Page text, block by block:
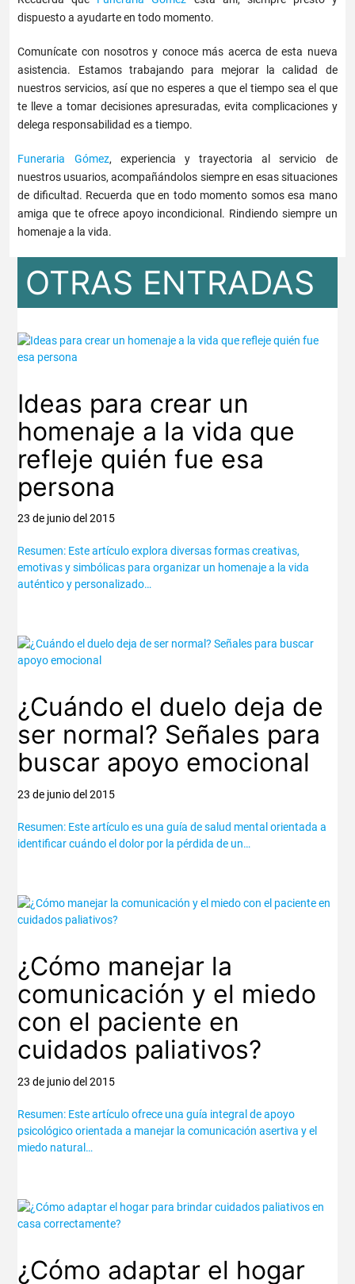
dispuesto a ayudarte en todo momento.
Comunícate con nosotros y conoce más acerca de esta nueva
asistencia. Estamos trabajando para mejorar la calidad de
nuestros servicios, así que no esperes a que el tiempo sea el que
te lleve a tomar decisiones apresuradas, evita complicaciones y
delega responsabilidad es a tiempo.
Funeraria Gómez, experiencia y trayectoria al servicio de
nuestros usuarios, acompañándolos siempre en esas situaciones
de dificultad. Recuerda que en todo momento somos esa mano
amiga que te ofrece apoyo incondicional. Rindiendo siempre un
homenaje a la vida.
OTRAS ENTRADAS
Ideas para crear un
homenaje a la vida que
refleje quién fue esa
persona
23 de junio del 2015
Resumen: Este artículo explora diversas formas creativas,
emotivas y simbólicas para organizar un homenaje a la vida
auténtico y personalizado…
¿Cuándo el duelo deja de
ser normal? Señales para
buscar apoyo emocional
23 de junio del 2015
Resumen: Este artículo es una guía de salud mental orientada a
identificar cuándo el dolor por la pérdida de un…
¿Cómo manejar la
comunicación y el miedo
con el paciente en
cuidados paliativos?
23 de junio del 2015
Resumen: Este artículo ofrece una guía integral de apoyo
psicológico orientada a manejar la comunicación asertiva y el
miedo natural…
¿Cómo adaptar el hogar